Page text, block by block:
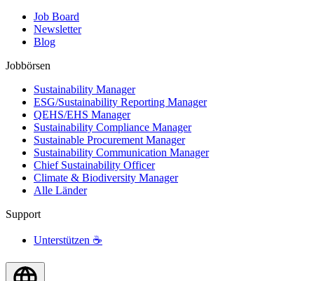
Job Board
Newsletter
Blog
Jobbörsen
Sustainability Manager
ESG/Sustainability Reporting Manager
QEHS/EHS Manager
Sustainability Compliance Manager
Sustainable Procurement Manager
Sustainability Communication Manager
Chief Sustainability Officer
Climate & Biodiversity Manager
Alle Länder
Support
Unterstützen ☕